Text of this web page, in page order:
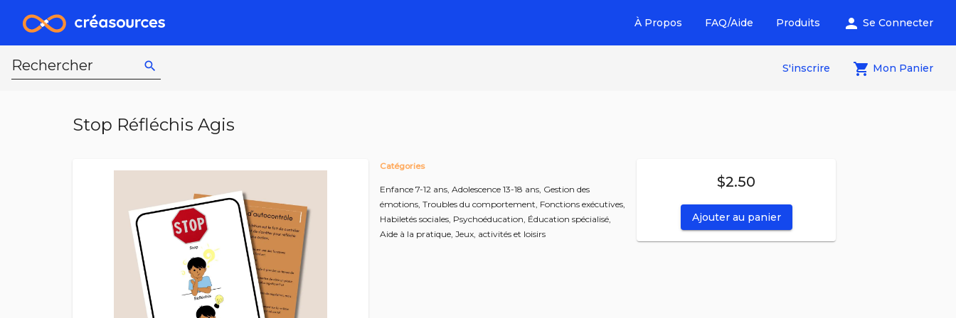
À Propos FAQ/Aide Produits person Se Connecter
Rechercher search S'inscrire local_grocery_store Mon Panier
Stop Réfléchis Agis
Catégories
Enfance 7-12 ans, Adolescence 13-18 ans, Gestion des
émotions, Troubles du comportement, Fonctions exécutives,
Habiletés sociales, Psychoéducation, Éducation spécialisé,
Aide à la pratique, Jeux, activités et loisirs
$2.50
Ajouter au panier